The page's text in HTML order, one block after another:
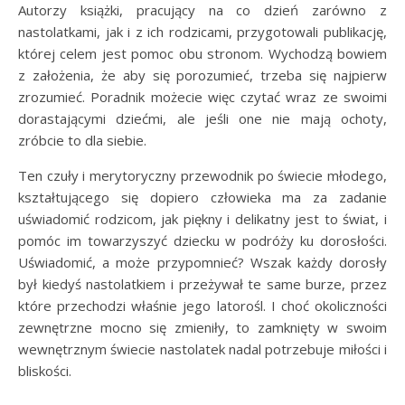
Autorzy książki, pracujący na co dzień zarówno z
nastolatkami, jak i z ich rodzicami, przygotowali publikację,
której celem jest pomoc obu stronom. Wychodzą bowiem
z założenia, że aby się porozumieć, trzeba się najpierw
zrozumieć. Poradnik możecie więc czytać wraz ze swoimi
dorastającymi dziećmi, ale jeśli one nie mają ochoty,
zróbcie to dla siebie.
Ten czuły i merytoryczny przewodnik po świecie młodego,
kształtującego się dopiero człowieka ma za zadanie
uświadomić rodzicom, jak piękny i delikatny jest to świat, i
pomóc im towarzyszyć dziecku w podróży ku dorosłości.
Uświadomić, a może przypomnieć? Wszak każdy dorosły
był kiedyś nastolatkiem i przeżywał te same burze, przez
które przechodzi właśnie jego latorośl. I choć okoliczności
zewnętrzne mocno się zmieniły, to zamknięty w swoim
wewnętrznym świecie nastolatek nadal potrzebuje miłości i
bliskości.